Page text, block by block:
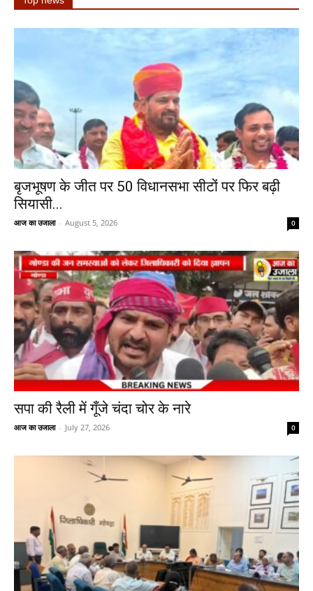
बृजभूषण के जीत पर 50 विधानसभा सीटों पर फिर बढ़ी
सियासी...
आज का उजाला - August 5, 2026 0
सपा की रैली में गूँजे चंदा चोर के नारे
आज का उजाला - July 27, 2026 0